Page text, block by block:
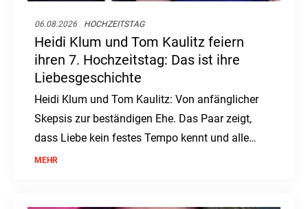
06.08.2026 HOCHZEITSTAG
Heidi Klum und Tom Kaulitz feiern
ihren 7. Hochzeitstag: Das ist ihre
Liebesgeschichte
Heidi Klum und Tom Kaulitz: Von anfänglicher
Skepsis zur beständigen Ehe. Das Paar zeigt,
dass Liebe kein festes Tempo kennt und alle
Zweifel überdauern kann.
MEHR